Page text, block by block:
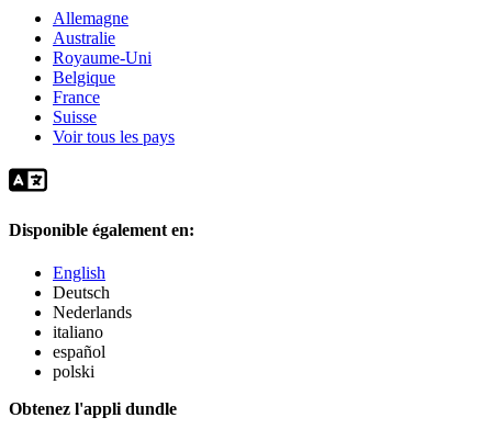
Allemagne
Australie
Royaume-Uni
Belgique
France
Suisse
Voir tous les pays
Disponible également en:
English
Deutsch
Nederlands
italiano
español
polski
Obtenez l'appli dundle